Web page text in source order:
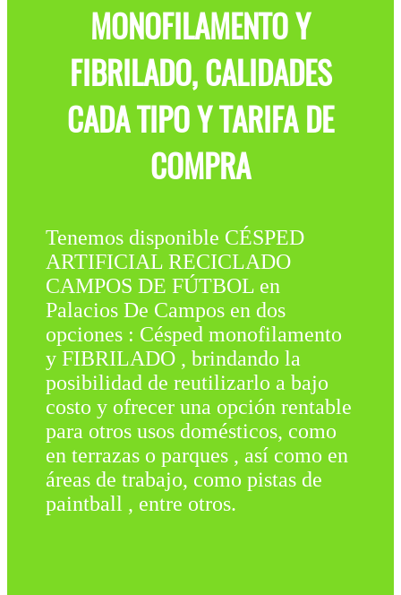
MONOFILAMENTO Y
FIBRILADO, CALIDADES
CADA TIPO Y TARIFA DE
COMPRA
Tenemos disponible CÉSPED
ARTIFICIAL RECICLADO
CAMPOS DE FÚTBOL en
Palacios De Campos en dos
opciones : Césped monofilamento
y FIBRILADO , brindando la
posibilidad de reutilizarlo a bajo
costo y ofrecer una opción rentable
para otros usos domésticos, como
en terrazas o parques , así como en
áreas de trabajo, como pistas de
paintball , entre otros.